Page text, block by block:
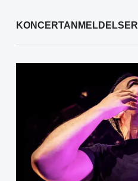
KONCERTANMELDELSER